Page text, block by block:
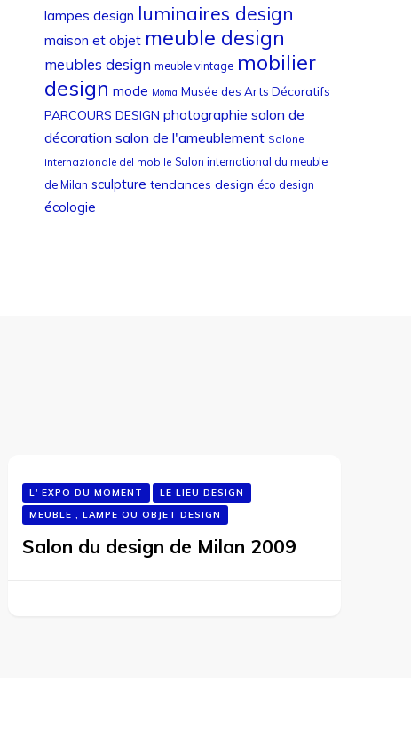
lampes design luminaires design
maison et objet meuble design
meubles design meuble vintage mobilier
design mode Moma Musée des Arts Décoratifs
PARCOURS DESIGN photographie salon de
décoration salon de l'ameublement Salone
internazionale del mobile Salon international du meuble
de Milan sculpture tendances design éco design
écologie
L' EXPO DU MOMENT
LE LIEU DESIGN
MEUBLE , LAMPE OU OBJET DESIGN
Salon du design de Milan 2009